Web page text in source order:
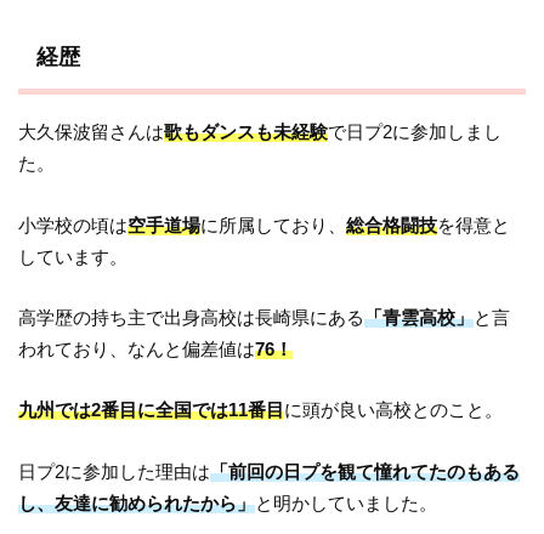
経歴
大久保波留さんは歌もダンスも未経験で日プ2に参加しまし
た。
小学校の頃は空手道場に所属しており、総合格闘技を得意と
しています。
高学歴の持ち主で出身高校は長崎県にある「青雲高校」と言
われており、なんと偏差値は76！
九州では2番目に全国では11番目に頭が良い高校とのこと。
日プ2に参加した理由は「前回の日プを観て憧れてたのもある
し、友達に勧められたから」と明かしていました。